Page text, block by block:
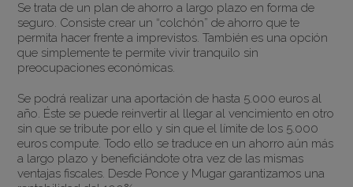
Se trata de un plan de ahorro a largo plazo en forma de
seguro. Consiste crear un “colchón” de ahorro que te
permita hacer frente a imprevistos. También es una opción
que simplemente te permite vivir tranquilo sin
preocupaciones económicas.
Se podrá realizar una aportación de hasta 5.000 euros al
año. Éste se puede reinvertir al llegar al vencimiento en otro
sin que se tribute por ello y sin que el límite de los 5.000
euros compute. Todo ello se traduce en un ahorro aún más
a largo plazo y beneficiándote otra vez de las mismas
ventajas fiscales. Desde Ponce y Mugar garantizamos una